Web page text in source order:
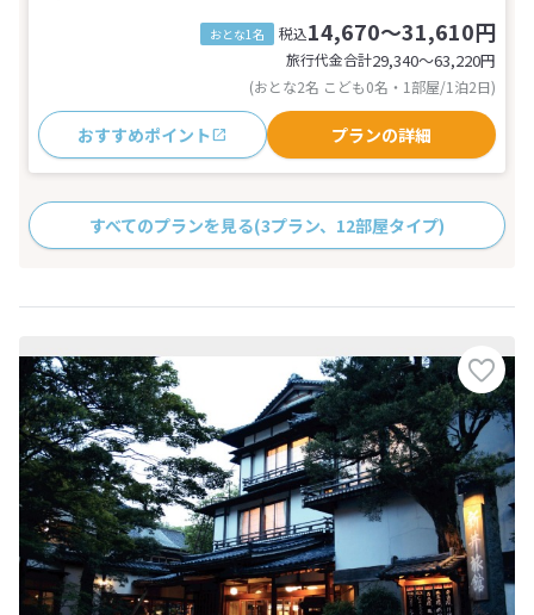
おとな1名 税込14,670～31,610円
旅行代金合計29,340〜63,220円
(おとな2名 こども0名・1部屋/1泊2日)
おすすめポイント プランの詳細
すべてのプランを見る(3プラン、12部屋タイプ)